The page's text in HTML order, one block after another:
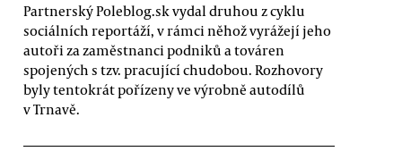
Partnerský Poleblog.sk vydal druhou z cyklu
sociálních reportáží, v rámci něhož vyrážejí jeho
autoři za zaměstnanci podniků a továren
spojených s tzv. pracující chudobou. Rozhovory
byly tentokrát pořízeny ve výrobně autodílů
v Trnavě.